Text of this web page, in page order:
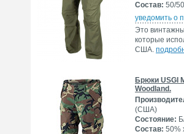
Состав: 50/
уведомить о
Это
которые
США.
Брюки USGI
Woodland.
(США)
Состояние:
Состав: 50%